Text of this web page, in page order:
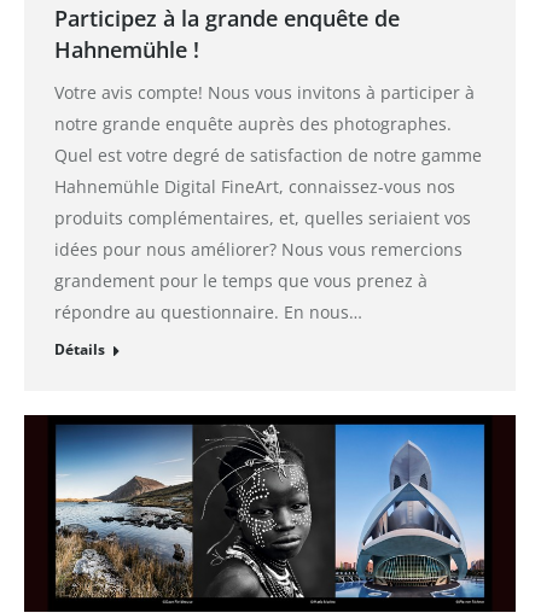
Participez à la grande enquête de
Hahnemühle !
Votre avis compte! Nous vous invitons à participer à
notre grande enquête auprès des photographes.
Quel est votre degré de satisfaction de notre gamme
Hahnemühle Digital FineArt, connaissez-vous nos
produits complémentaires, et, quelles seriaient vos
idées pour nous améliorer? Nous vous remercions
grandement pour le temps que vous prenez à
répondre au questionnaire. En nous…
Détails